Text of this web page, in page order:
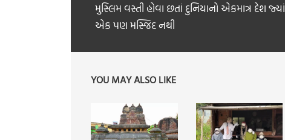
મુસ્લિમ વસ્તી હોવા છતાં દુનિયાનો એકમાત્ર દેશ જ્યાં
એક પણ મસ્જિદ નથી
YOU MAY ALSO LIKE